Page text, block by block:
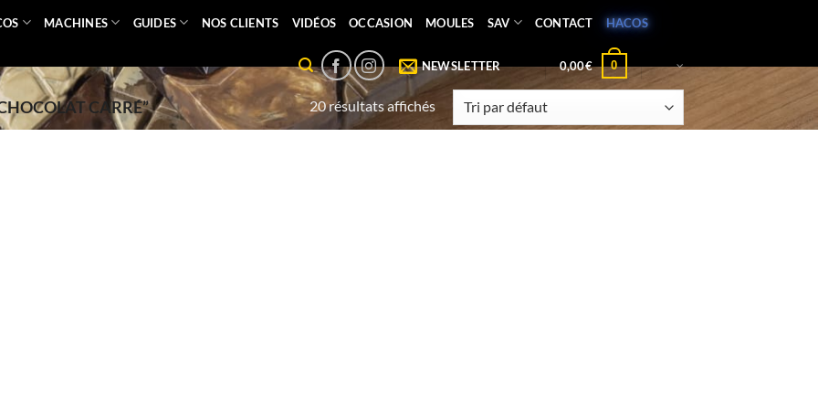
MACHINES GUIDES NOS CLIENTS VIDÉOS OCCASION MOULES SAV CONTACT HACOS
NEWSLETTER 0,00€ 0
CARRÉ” 20 résultats affichés